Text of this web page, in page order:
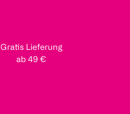
Gratis Lieferung
ab 49 €